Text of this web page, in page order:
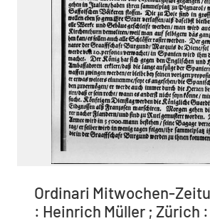
Ordinari Mitwochen-
: Heinrich Müller ; Zürich